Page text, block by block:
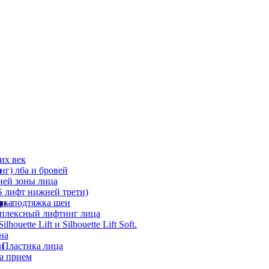
век
лба и бровей
зоны лица
лифт нижней трети)
– подтяжка шеи
лифтинг лица
Lift и Silhouette Lift Soft.
лица
прием